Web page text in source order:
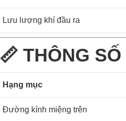
Lưu lượng khí đầu ra
📏 THÔNG
Hạng mục
Đường kính miệng trên